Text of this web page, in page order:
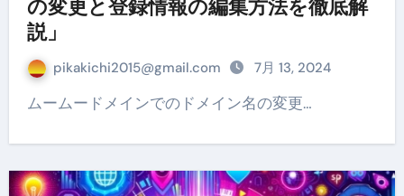
の変更と登録情報の編集方法を徹底解
説」
pikakichi2015@gmail.com 7月 13, 2024
ムームードメインでのドメイン名の変更…